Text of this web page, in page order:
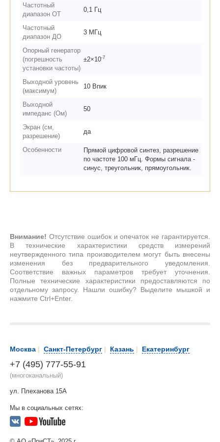
Частотный
диапазон ОТ
0,1 Гц
Частотный
диапазон ДО
3 МГц
Опорный генератор
(погрешность
установки частоты)
±2×10-7
Выходной уровень
(максимум)
10 Впик
Выходной
импеданс (Ом)
50
Экран (см,
разрешение)
да
Особенности
Прямой цифровой синтез, разрешение
по частоте 100 мГц. Формы сигнала -
синус, треугольник, прямоугольник.
Внимание! Отсутствие ошибок и опечаток не гарантируется.
В технические характеристики средств измерений
неутвержденного типа производителем могут быть внесены
изменения без предварительного уведомления.
Соответствие важных параметров требует уточнения.
Полные технические характеристики предоставляются по
отдельному запросу. Нашли ошибку? Выделите мышкой и
нажмите Ctrl+Enter.
Москва | Санкт-Петербург | Казань | Екатеринбург
+7 (495) 777-55-91
(многоканальный)
ул. Плеханова 15А
Мы в социальных сетях: